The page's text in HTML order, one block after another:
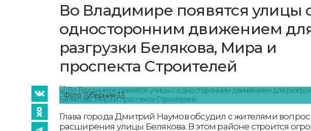
Во Владимире появятся улицы
односторонним движением
разгрузки Белякова, Мира и
проспекта Строителей
Фото: Губерния-33
Глава города Дмитрий Наумов обсудил с жителями вопрос
расширения улицы Белякова. В этом районе строится